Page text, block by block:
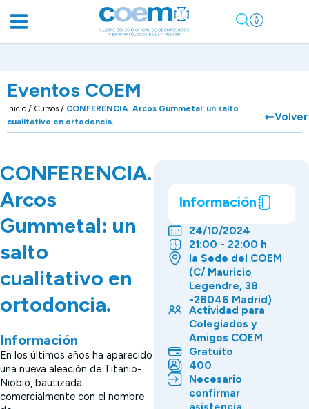
Eventos COEM
Inicio / Cursos / CONFERENCIA. Arcos Gummetal: un salto
cualitativo en ortodoncia.
Volver
CONFERENCIA.
Arcos
Gummetal: un
salto
cualitativo en
ortodoncia.
Información
En los últimos años ha aparecido
una nueva aleación de Titanio-
Niobio, bautizada
comercialmente con el nombre
Información
24/10/2024
21:00 - 22:00 h
la Sede del COEM
(C/ Mauricio
Legendre, 38
-28046 Madrid)
Actividad para
Colegiados y
Amigos COEM
Gratuito
400
Necesario
confirmar